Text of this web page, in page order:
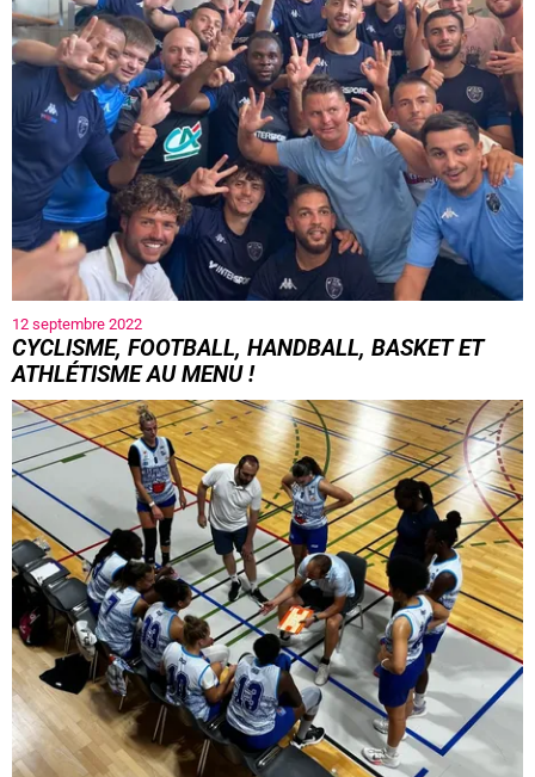
12 septembre 2022
CYCLISME, FOOTBALL, HANDBALL, BASKET ET
ATHLÉTISME AU MENU !